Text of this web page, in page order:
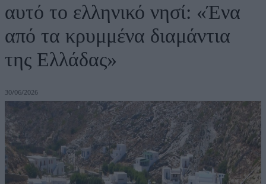
αυτό το ελληνικό νησί: «Ένα
από τα κρυμμένα διαμάντια
της Ελλάδας»
30/06/2026